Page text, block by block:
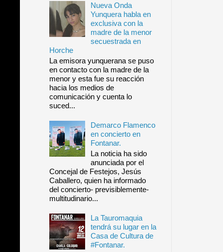
Nueva Onda
Yunquera habla en
exclusiva con la
madre de la menor
secuestrada en
Horche
La emisora yunquerana se puso
en contacto con la madre de la
menor y esta fue su reacción
hacia los medios de
comunicación y cuenta lo
suced...
Demarco Flamenco
en concierto en
Fontanar.
La noticia ha sido
anunciada por el
Concejal de Festejos, Jesús
Caballero, quien ha informado
del concierto- previsiblemente-
multitudinario...
La Tauromaquia
tendrá su lugar en la
Casa de Cultura de
#Fontanar.